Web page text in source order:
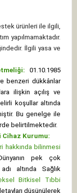
ürünleri ile ilgili,
yapılmamaktadır.
İlgili yasa ve
01.10.1985
benzeri dükkânlar
ilişkin açılış ve
koşullar altında
Bu genelge ile
belirtilmektedir.
Cihaz Kurumu:
hakkında bilinmesi
pek çok
adı altında Sağlık
Bitkisel Tıbbi
düşünülerek